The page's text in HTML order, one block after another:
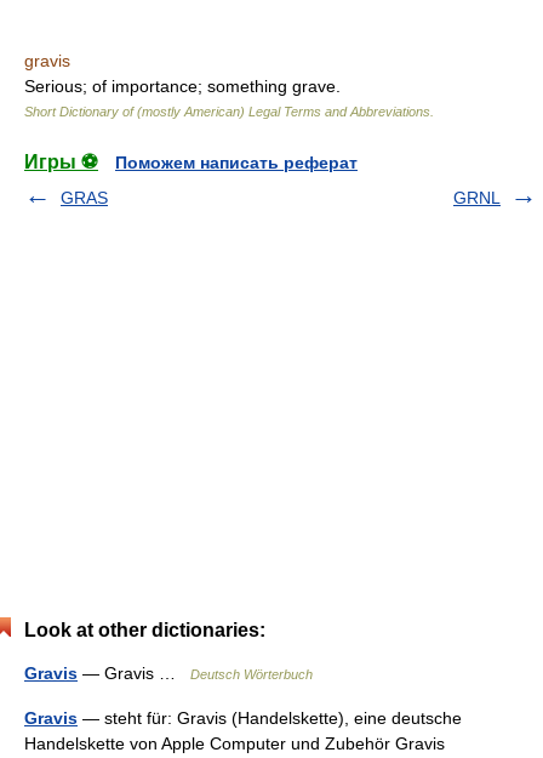
gravis
Serious; of importance; something grave.
Short Dictionary of (mostly American) Legal Terms and Abbreviations.
Игры ⚽
Поможем написать реферат
GRAS
GRNL
Look at other dictionaries:
Gravis — Gravis … Deutsch Wörterbuch
Gravis — steht für: Gravis (Handelskette), eine deutsche
Handelskette von Apple Computer und Zubehör Gravis